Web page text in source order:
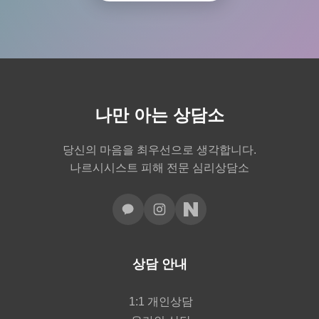
나만 아는 상담소
당신의 마음을 최우선으로 생각합니다.
나르시시스트 피해 전문 심리상담소
상담 안내
1:1 개인상담